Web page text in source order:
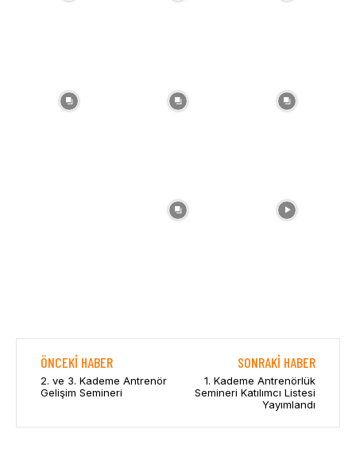
ÖNCEKI HABER
2. ve 3. Kademe Antrenör
Gelişim Semineri
SONRAKI HABER
1. Kademe Antrenörlük
Semineri Katılımcı Listesi
Yayımlandı